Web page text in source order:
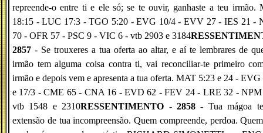
repreende-o entre ti e ele só; se te ouvir, ganhaste a teu irmão.
18:15 - LUC 17:3 - TGO 5:20 - EVG 10/4 - EVV 27 - IES 21 -
70 - OFR 57 - PSC 9 - VIC 6 - vtb 2903 e 3184
2857 - Se trouxeres a tua oferta ao altar, e aí te lembrares de
irmão tem alguma coisa contra ti, vai reconciliar-te primeiro
irmão e depois vem e apresenta a tua oferta. MAT 5:23 e 24 - EVG
e 17/3 - CME 65 - CNA 16 - EVD 62 - FEV 24 - LRE 32 -
vtb 1548 e 2310RESSENTIMENTO -2858 - Tua mágoa
extensão de tua incompreensão. Quem compreende, perdoa.